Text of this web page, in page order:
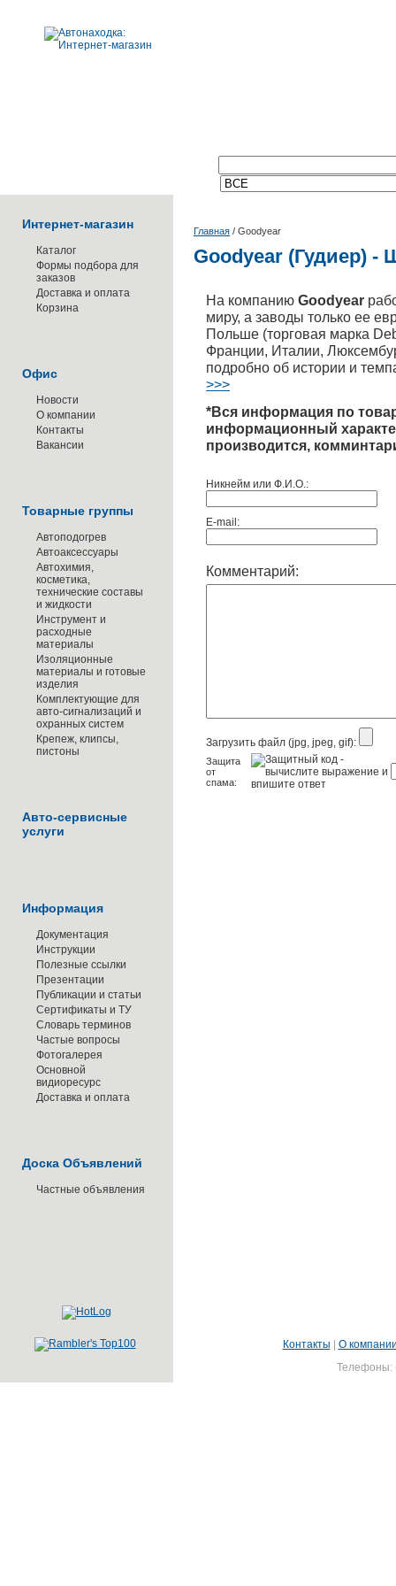
Интернет-магазин
Каталог
Формы подбора для
заказов
Доставка и оплата
Корзина
Офис
Новости
О компании
Контакты
Вакансии
Товарные группы
Автоподогрев
Автоаксессуары
Автохимия,
косметика,
технические составы
и жидкости
Инструмент и
расходные
материалы
Изоляционные
материалы и готовые
изделия
Комплектующие для
авто-сигнализаций и
охранных систем
Крепеж, клипсы,
пистоны
Авто-сервисные
услуги
Информация
Документация
Инструкции
Полезные ссылки
Презентации
Публикации и статьи
Сертификаты и ТУ
Словарь терминов
Частые вопросы
Фотогалерея
Основной
видиоресурс
Доставка и оплата
Доска Объявлений
Частные объявления
Главная / Goodyear
Goodyear (Гудиер) -
На компанию Goodyear
миру, а заводы только ее
Польше (торговая марка
Франции, Италии,
подробно об истории и
>>>
*Вся информация по
информационный
производится,
Никнейм или Ф.И.О.:
E-mail:
Комментарий:
Загрузить файл (jpg, jpeg, gif):
Защита
от
спама:
Контакты
О
Телефоны: